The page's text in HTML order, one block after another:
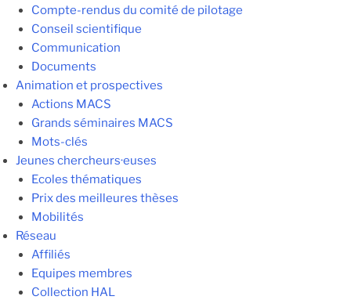
Compte-rendus du comité de pilotage
Conseil scientifique
Communication
Documents
Animation et prospectives
Actions MACS
Grands séminaires MACS
Mots-clés
Jeunes chercheurs·euses
Ecoles thématiques
Prix des meilleures thèses
Mobilités
Réseau
Affiliés
Equipes membres
Collection HAL